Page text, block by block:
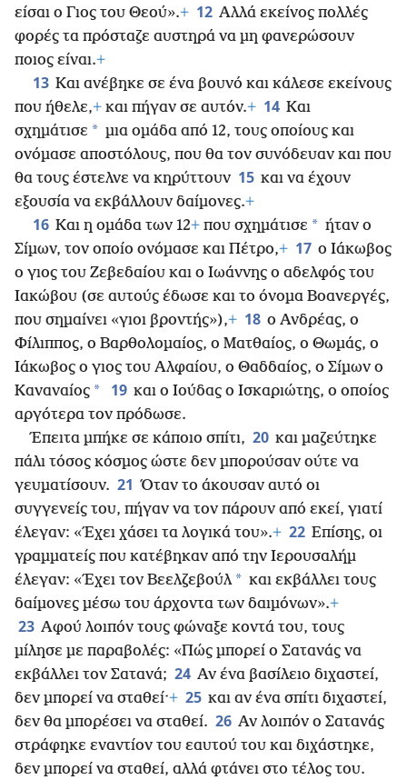
είσαι ο Γιος του Θεού».+ 12 Αλλά εκείνος πολλές
φορές τα πρόσταζε αυστηρά να μη φανερώσουν
ποιος είναι.+
13 Και ανέβηκε σε ένα βουνό και κάλεσε εκείνους
που ήθελε,+ και πήγαν σε αυτόν.+ 14 Και
σχημάτισε * μια ομάδα από 12, τους οποίους και
ονόμασε αποστόλους, που θα τον συνόδευαν και που
θα τους έστελνε να κηρύττουν 15 και να έχουν
εξουσία να εκβάλλουν δαίμονες.+
16 Και η ομάδα των 12+ που σχημάτισε * ήταν ο
Σίμων, τον οποίο ονόμασε και Πέτρο,+ 17 ο Ιάκωβος
ο γιος του Ζεβεδαίου και ο Ιωάννης ο αδελφός του
Ιακώβου (σε αυτούς έδωσε και το όνομα Βοανεργές,
που σημαίνει «γιοι βροντής»),+ 18 ο Ανδρέας, ο
Φίλιππος, ο Βαρθολομαίος, ο Ματθαίος, ο Θωμάς, ο
Ιάκωβος ο γιος του Αλφαίου, ο Θαδδαίος, ο Σίμων ο
Καναναίος * 19 και ο Ιούδας ο Ισκαριώτης, ο οποίος
αργότερα τον πρόδωσε.
Έπειτα μπήκε σε κάποιο σπίτι, 20 και μαζεύτηκε
πάλι τόσος κόσμος ώστε δεν μπορούσαν ούτε να
γευματίσουν. 21 Όταν το άκουσαν αυτό οι
συγγενείς του, πήγαν να τον πάρουν από εκεί, γιατί
έλεγαν: «Έχει χάσει τα λογικά του».+ 22 Επίσης, οι
γραμματείς που κατέβηκαν από την Ιερουσαλήμ
έλεγαν: «Έχει τον Βεελζεβούλ * και εκβάλλει τους
δαίμονες μέσω του άρχοντα των δαιμόνων».+
23 Αφού λοιπόν τους φώναξε κοντά του, τους
μίλησε με παραβολές: «Πώς μπορεί ο Σατανάς να
εκβάλλει τον Σατανά; 24 Αν ένα βασίλειο διχαστεί,
δεν μπορεί να σταθεί·+ 25 και αν ένα σπίτι διχαστεί,
δεν θα μπορέσει να σταθεί. 26 Αν λοιπόν ο Σατανάς
στράφηκε εναντίον του εαυτού του και διχάστηκε,
δεν μπορεί να σταθεί, αλλά φτάνει στο τέλος του.